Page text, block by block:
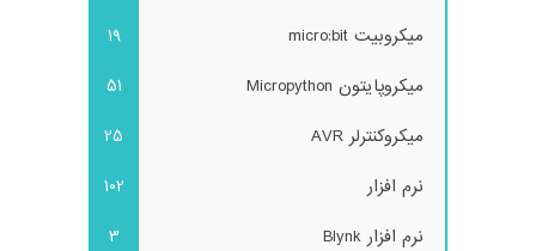
میکروبیت micro:bit
19
میکروپایتون Micropython
51
میکروکنترلر AVR
25
نرم افزار
102
نرم افزار Blynk
3